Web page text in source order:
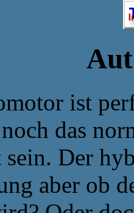
ist
das
sein. Der
aber ob